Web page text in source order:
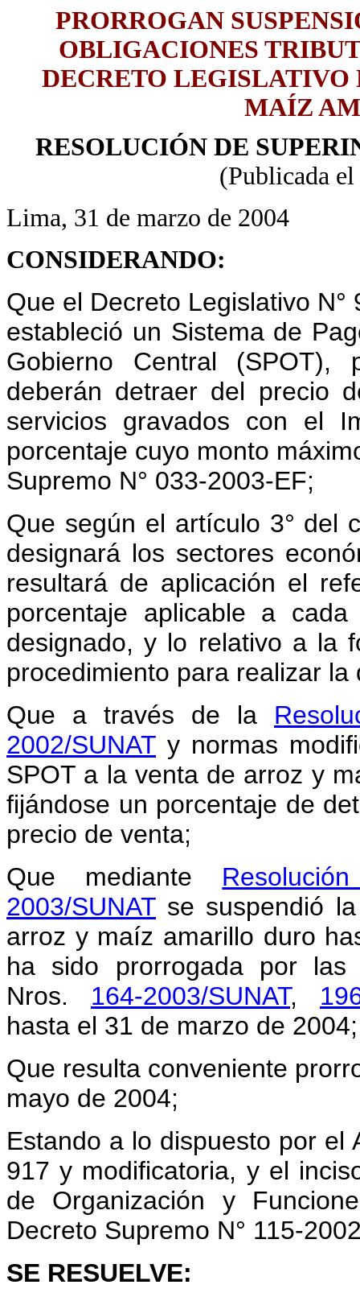
PRORROGAN
OBLIGACIONES
DECRETO LEGISLATIVO
MAÍZ
RESOLUCIÓN DE
(Publicada
Lima, 31 de marzo de 2004
CONSIDERANDO:
Que el Decreto Legislativo
estableció un Sistema de
Gobierno Central
deberán detraer del precio
servicios gravados con el
porcentaje cuyo monto
Supremo N° 033-2003-EF;
Que según el artículo 3° del
designará los sectores
resultará de aplicación el
porcentaje aplicable a
designado, y lo relativo a la
procedimiento para realizar
Que a través de la
2002/SUNAT y normas
SPOT a la venta de arroz y
fijándose un porcentaje de
precio de venta;
Que mediante
2003/SUNAT se suspendió
arroz y maíz amarillo duro
ha sido prorrogada por las
Nros. 164-2003/SUNAT,
hasta el 31 de marzo de 2004;
Que resulta conveniente
mayo de 2004;
Estando a lo dispuesto por el
917 y modificatoria, y el
de Organización y
Decreto Supremo N° 115-
SE RESUELVE: